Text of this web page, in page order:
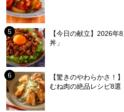
【今日の献立】2026年
丼」
【驚きのやわらかさ！
むね肉の絶品レシピ8選